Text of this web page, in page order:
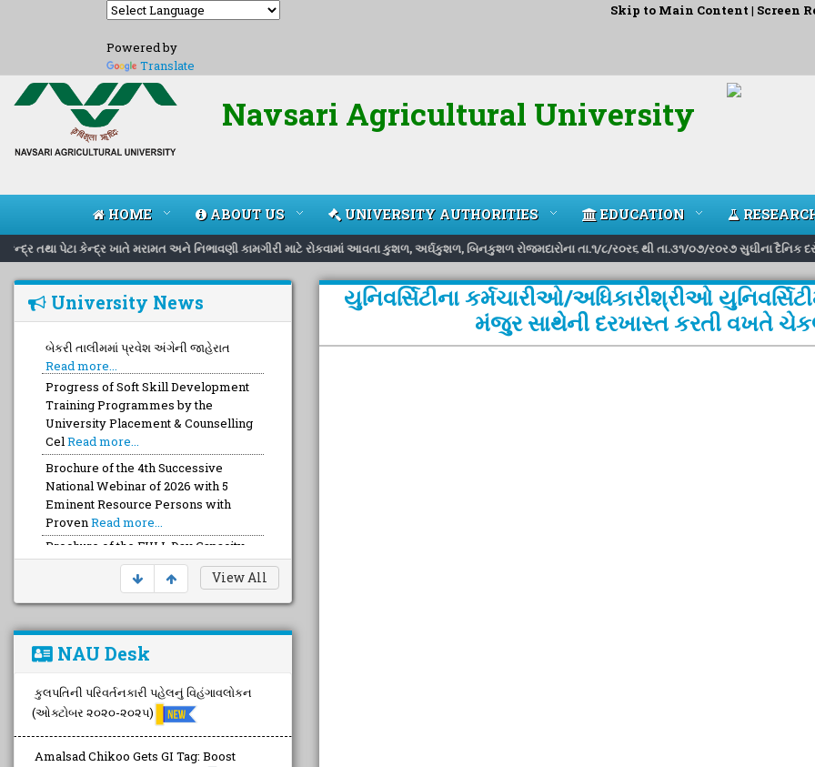
Powered by
Translate
Skip to Main Content | Screen
Navsari Agricultural University
HOME ABOUT US UNIVERSITY AUTHORITIES EDUCATION
તથા પેટા કેન્દ્ર ખાતે મરામત અને નિભાવણી કામગીરી માટે રોકવામાં આવતા કુશળ, અર્ઘકુશળ, બિનકુશળ રોજમદારોના તા.૧/૮/ર૦ર૬ થી તા.૩૧/૦૭/ર૦ર૭ સુઘીના દૈનિક દરો
University News
Progress of Soft Skill Development
Training Programmes by the
University Placement & Counselling
CelRead more...
Brochure of the 4th Successive
National Webinar of 2026 with 5
Eminent Resource Persons with
ProvenRead more...
Brochure of the FULL Day Capacity
Devt. Training with a Team of Top-
Notch Talented FOUR Trainers wit
Read more...
View All
NAU Desk
કુલપતિની પરિવર્તનકારી પહેલનું વિહંગાવલોકન
(ઓક્ટોબર ૨૦૨૦-૨૦૨૫)
Amalsad Chikoo Gets GI Tag: Boost
યુનિવર્સિટીના કર્મચારીઓ/અધિકારીશ્રીઓ
મંજુર સાથેની દરખાસ્ત કરતી વખતે